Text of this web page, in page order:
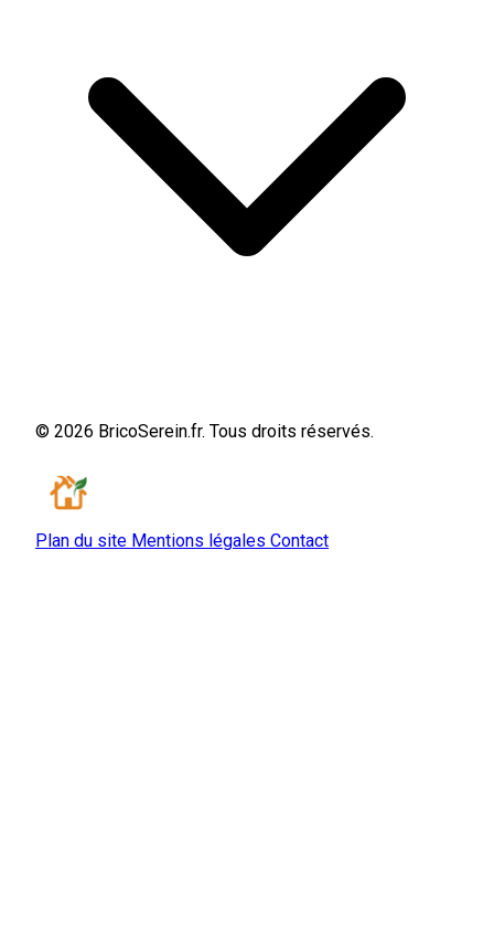
© 2026 BricoSerein.fr. Tous droits réservés.
Plan du site Mentions légales Contact